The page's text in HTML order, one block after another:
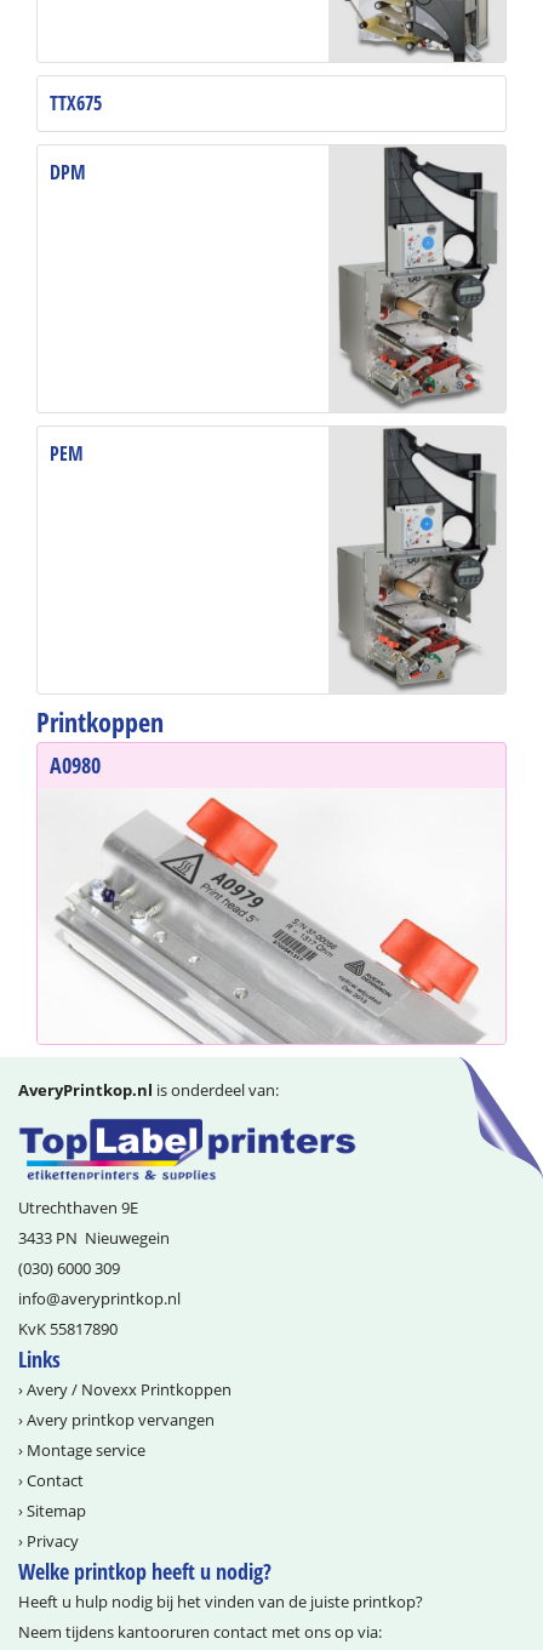
TTX675
DPM
PEM
Printkoppen
A0980
Previous
AveryPrintkop.nl is onderdeel van:
Utrechthaven 9E
3433 PN Nieuwegein
(030) 6000 309
info@­averyprintkop.nl
KvK 55817890
Links
›Avery / Novexx Printkoppen
›Avery printkop vervangen
› Montage service
›Contact
›Sitemap
› Privacy
Welke printkop heeft u nodig?
Heeft u hulp nodig bij het vinden van de juiste printkop?
Neem tijdens kantooruren contact met ons op via: